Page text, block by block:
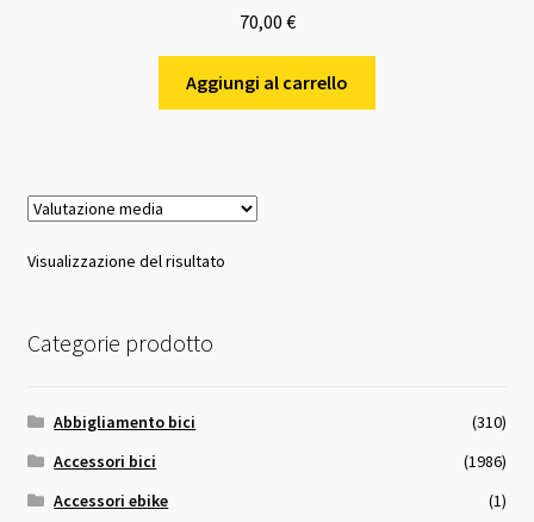
70,00 €
Aggiungi al carrello
Visualizzazione del risultato
Categorie prodotto
Abbigliamento bici
(310)
Accessori bici
(1986)
Accessori ebike
(1)